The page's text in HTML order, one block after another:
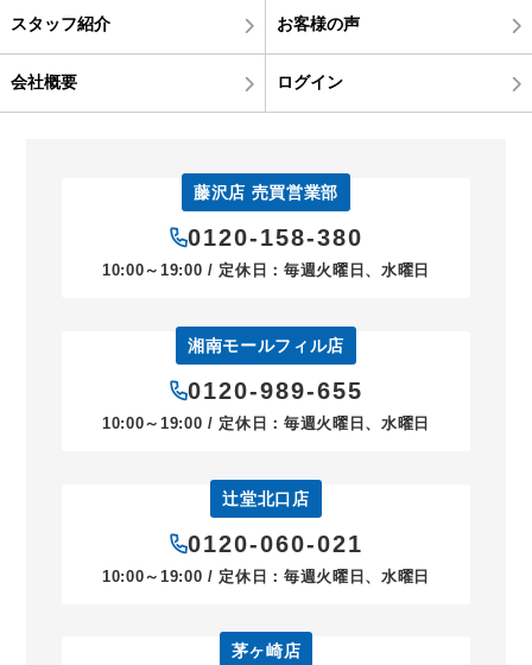
スタッフ紹介 お客様の声
会社概要 ログイン
藤沢店 売買営業部
0120-158-380
10:00～19:00 / 定休日：毎週火曜日、水曜日
湘南モールフィル店
0120-989-655
10:00～19:00 / 定休日：毎週火曜日、水曜日
辻堂北口店
0120-060-021
10:00～19:00 / 定休日：毎週火曜日、水曜日
茅ヶ崎店